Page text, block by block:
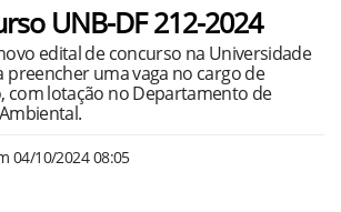
UNB-DF 212-2024
edital de concurso na Universidade
preencher uma vaga no cargo de
com lotação no Departamento de
04/10/2024 08:05